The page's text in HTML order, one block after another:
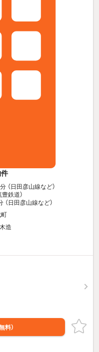
分 （日田彦山線など）
豊鉄道）
（日田彦山線など）
造
無料）